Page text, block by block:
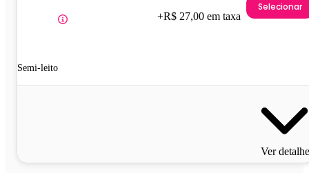
Semi-leito
+R$ 27,00 em taxa
Selecionar
Ver